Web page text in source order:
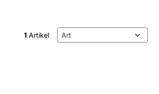
1Artikel Sortiermethode